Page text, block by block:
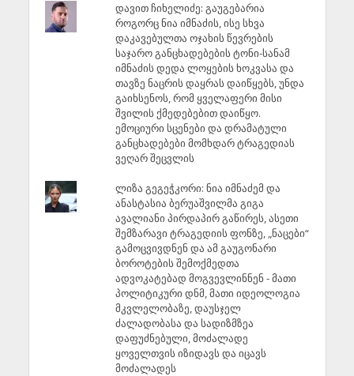
დავით ჩიხელიძე: გაუგებარია
როგორც ნია იმნაძის, ისე სხვა
დაკავებულთა ოჯახის წევრების
საჯარო განცხადებების ტონი-სანამ
იმნაძის დედა ლოყების ხოკვასა და
თავზე ნაცრის დაყრას დაიწყებს, უნდა
გაიხსენოს, რომ ყველაფერი მისი
შვილის ქმედებებით დაიწყო.
ემოციური სცენები და დრამატული
განცხადებები მომხდარ ტრაგედიას
ვეღარ შეცვლის
ლიზა გეგეჭკორი: ნია იმნაძემ და
ანასტასია ბერუაშვილმა გიგა
ავალიანი პირდაპირ გაწირეს, ასეთი
შემზარავი ტრაგედიის ფონზე, „ნაცები“
გამოცვივდნენ და ამ გაუგონარი
ბოროტების შემოქმედთა
ადვოკატებად მოგვევლინნენ - მათი
პოლიტიკური დნმ, მათი იდეოლოგია
მკვლელობაზე, დაუსჯელ
ძალადობასა და სადიზმზეა
დაფუძნებული, მოძალადე
ყოველთვის იზიდავს და იცავს
მოძალადეს